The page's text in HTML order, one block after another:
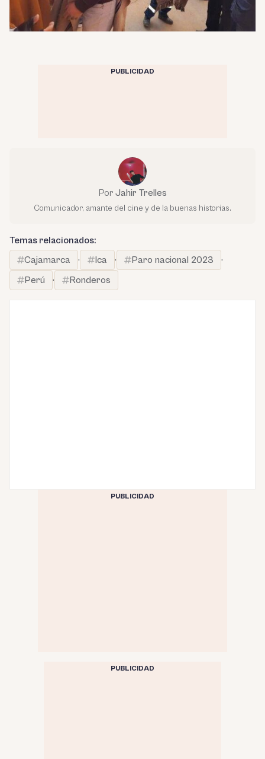
PUBLICIDAD
Por Jahir Trelles
Comunicador, amante del cine y de la buenas historias.
Temas relacionados:
Cajamarca
· Ica · Paro nacional 2023
·
Perú
· Ronderos
PUBLICIDAD
PUBLICIDAD